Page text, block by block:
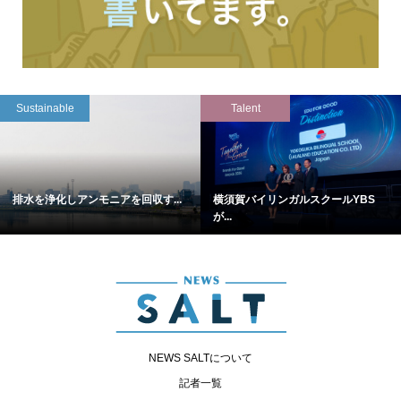
Sustainable
排水を浄化しアンモニアを回収す...
Talent
横須賀バイリンガルスクールYBS
が...
NEWS SALTについて
記者一覧